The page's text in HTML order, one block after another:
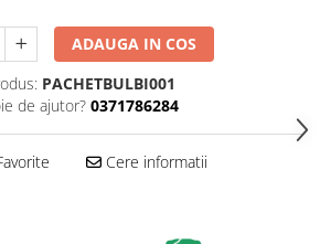
ADAUGA IN COS
PACHETBULBI001
de ajutor? 0371786284
Cere informatii